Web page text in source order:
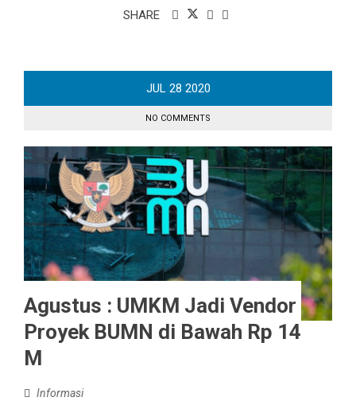
SHARE
JUL 28 2020
NO COMMENTS
Agustus : UMKM Jadi Vendor
Proyek BUMN di Bawah Rp 14
M
Informasi